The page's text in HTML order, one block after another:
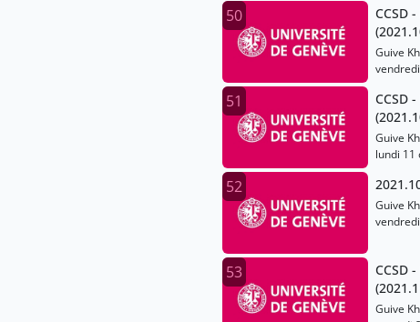
50
CCSD
Guive
51
CCSD
Guive
lundi 11
52
Guive
53
CCSD
Guive